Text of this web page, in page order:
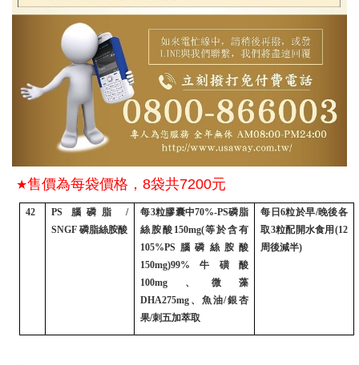
★售價為每袋價格，8袋共7200元
42 PS 腦磷脂
/
SNGF磷脂絲胺酸
每3粒膠囊中70%-PS磷脂
絲胺酸 150mg(等於含有
105%PS 腦磷絲胺酸
150mg)99% 牛磺酸
100mg 、微藻
DHA275mg 、魚油/銀杏
果/刺五加萃取
每日 6粒於早/晚後各
取3粒配開水食用 (12
周後減半)